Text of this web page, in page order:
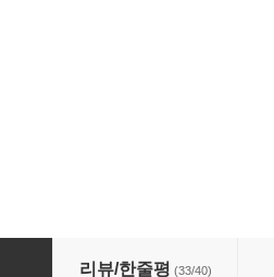
리뷰/한줄평 (33/40)